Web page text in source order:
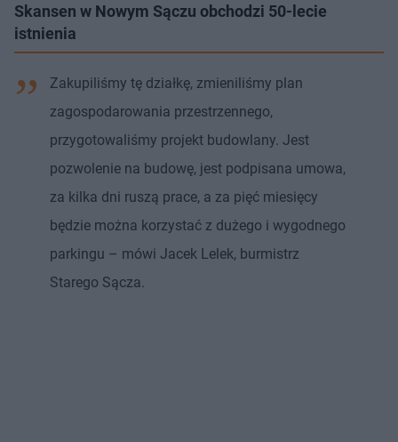
Skansen w Nowym Sączu obchodzi 50-lecie
istnienia
Zakupiliśmy tę działkę, zmieniliśmy plan
zagospodarowania przestrzennego,
przygotowaliśmy projekt budowlany. Jest
pozwolenie na budowę, jest podpisana umowa,
za kilka dni ruszą prace, a za pięć miesięcy
będzie można korzystać z dużego i wygodnego
parkingu – mówi Jacek Lelek, burmistrz
Starego Sącza.